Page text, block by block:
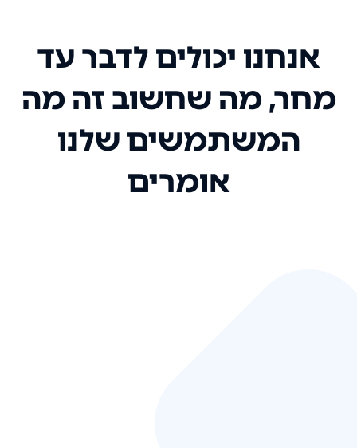
אנחנו יכולים לדבר עד
מחר, מה שחשוב זה מה
המשתמשים שלנו
אומרים